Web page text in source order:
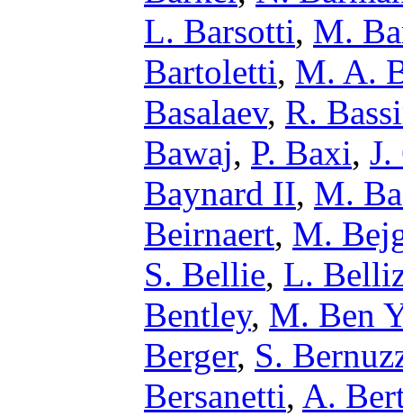
L. Barsotti, M.
Bartoletti, M. A.
Basalaev, R.
Bawaj, P. Baxi, J.
Baynard II, M.
Beirnaert, M.
S. Bellie, L.
Bentley, M. Ben
Berger, S.
Bersanetti, A.